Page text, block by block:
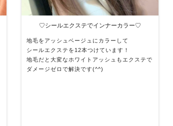
♡シールエクステでインナーカラー♡
地毛をアッシュベージュにカラーして
シールエクステを12本つけています！
地毛だと大変なホワイトアッシュもエクステで
ダメージゼロで解決です(^^)